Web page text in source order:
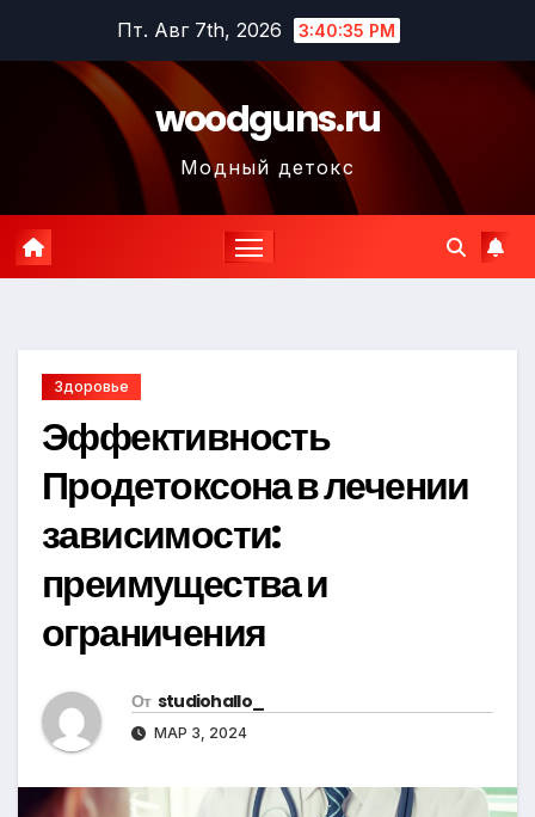
содержимому
Пт. Авг 7th, 2026 3:40:36 PM
woodguns.ru
Модный детокс
Здоровье
Эффективность
Продетоксона в лечении
зависимости:
преимущества и
ограничения
От studiohallo_
МАР 3, 2024